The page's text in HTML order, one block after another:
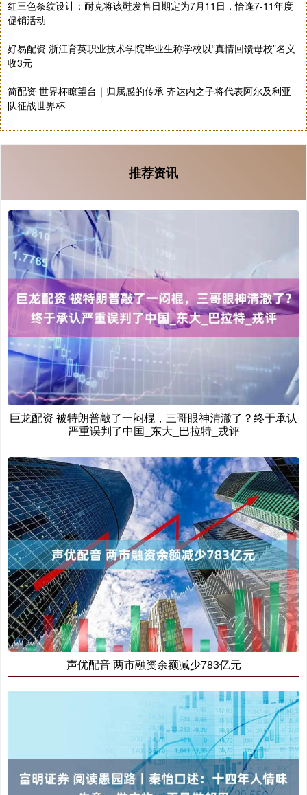
红三色条纹设计；耐克将该鞋发售日期定为7月11日，恰逢7-11年度
促销活动
好易配资 浙江育英职业技术学院毕业生称学校以“真情回馈母校”名义
收3元
简配资 世界杯瞭望台｜归属感的传承 齐达内之子将代表阿尔及利亚
队征战世界杯
推荐资讯
巨龙配资 被特朗普敲了一闷棍，三哥眼神清澈了？终于承认
严重误判了中国_东大_巴拉特_戎评
声优配音 两市融资余额减少783亿元